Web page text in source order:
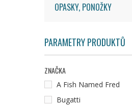
OPASKY, PONOŽKY
PARAMETRY PRODUKTŮ
ZNAČKA
A Fish Named Fred
Bugatti